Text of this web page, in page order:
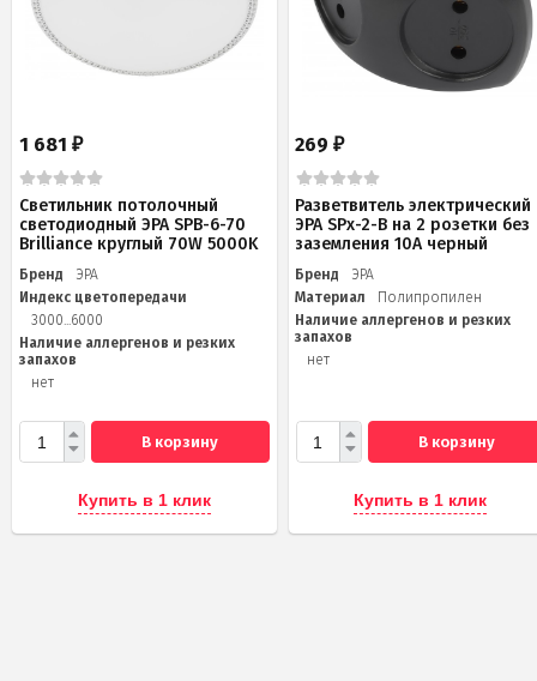
1 681 ₽
Светильник потолочный
светодиодный ЭРА SPB-6-70
Brilliance круглый 70W 5000K
Бренд
ЭРА
Индекс цветопередачи
3000...6000
Наличие аллергенов и резких
запахов
нет
В корзину
Купить в 1 клик
269₽
Разветвитель электрический
ЭРА SPx-2-B на 2 розетки без
заземления 10А черный
Бренд
ЭРА
Материал
Полипропилен
Наличие аллергенов и резких
запахов
нет
В корзину
Купить в 1 клик